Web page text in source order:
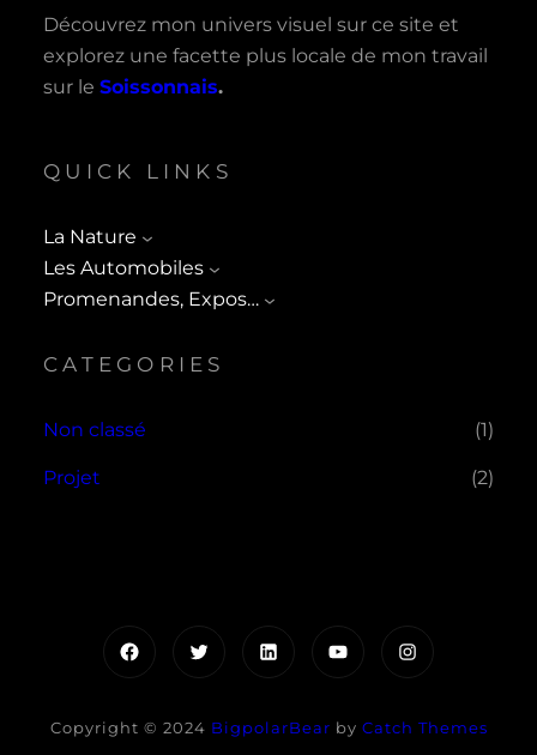
Découvrez mon univers visuel sur ce site et
explorez une facette plus locale de mon travail
sur le Soissonnais.
QUICK LINKS
La Nature
Les Automobiles
Promenandes, Expos…
CATEGORIES
Non classé (1)
Projet (2)
FacebookTwitterLinkedInYouTubeInstagram
Copyright © 2024 BigpolarBear by Catch Themes